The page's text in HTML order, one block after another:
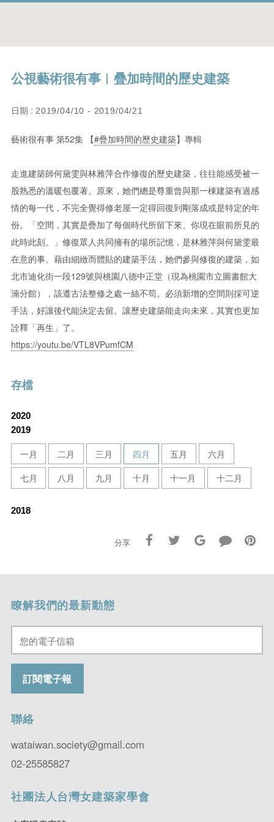
公視藝術很有事︱疊加時間的歷史建築
日期 : 2019/04/10 - 2019/04/21
藝術很有事 第52集 【#疊加時間的歷史建築】專輯
走進建築師何黛雯與林雅萍合作修復的歷史建築，往往能感受被一
股熟悉的溫暖包覆著。原來，她們總是尊重曾與那一棟建築有過感
情的每一代，不完全覺得修老屋一定得回復到剛落成或是特定的年
份。「空間，其實是疊加了每個時代所留下來、你現在眼前所見的
此時此刻。」修復眾人共同擁有的場所記憶，是林雅萍與何黛雯最
在意的事。藉由細緻而體貼的建築手法，她們參與修復的建築，如
北市迪化街一段129號與桃園八德中正堂（現為桃園市立圖書館大
湳分館），該遵古法整修之處一絲不苟。必須新增的空間則採可逆
手法，好讓後代能決定去留。讓歷史建築能走向未來，其實也更加
詮釋「再生」了。
https://youtu.be/VTL8VPumfCM
存檔
2020
2019
一月 二月 三月 四月 五月
六月
七月
八月 九月 十月 十一月 十二月
2018
分享
瞭解我們的最新動態
聯絡
wataiwan.society@gmail.com
02-25585827
社團法人台灣女建築家學會